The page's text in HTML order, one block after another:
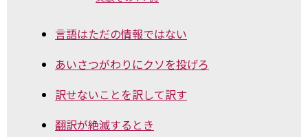
言語はただの情報ではない
あいさつがわりにクソを投げろ
訳せないことを訳して訳す
翻訳が絶滅するとき